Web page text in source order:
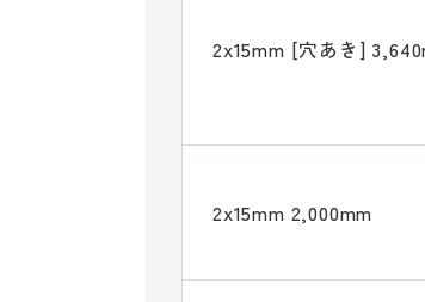
2x15mm [穴あき]
2x15mm 2,000mm